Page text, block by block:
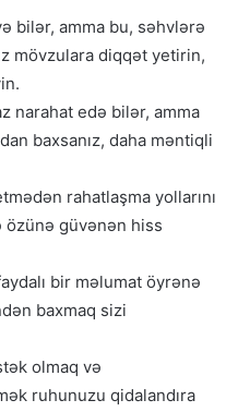
bilər, amma bu, səhvlərə
mövzulara diqqət yetirin,
narahat edə bilər, amma
baxsanız, daha məntiqli
rahatlaşma yollarını
özünə güvənən hiss
bir məlumat öyrənə
baxmaq sizi
olmaq və
ruhunuzu qidalandıra